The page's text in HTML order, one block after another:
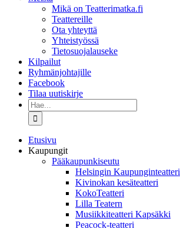
Mikä on Teatterimatka.fi
Teattereille
Ota yhteyttä
Yhteistyössä
Tietosuojalauseke
Kilpailut
Ryhmänjohtajille
Facebook
Tilaa uutiskirje
Etsi
...
Etusivu
Kaupungit
Pääkaupunkiseutu
Helsingin Kaupunginteatteri
Kivinokan kesäteatteri
KokoTeatteri
Lilla Teatern
Musiikkiteatteri Kapsäkki
Peacock-teatteri